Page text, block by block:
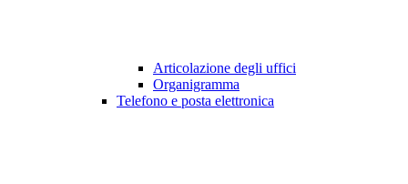
Articolazione degli uffici
Organigramma
Telefono e posta elettronica